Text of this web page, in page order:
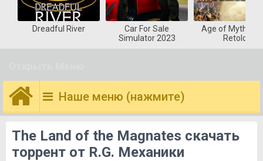
Dreadful River
Car For Sale
Simulator 2023
Age of
Retold
Наше меню (нажмите)
The Land of the Magnates скачать
торрент от R.G. Механики